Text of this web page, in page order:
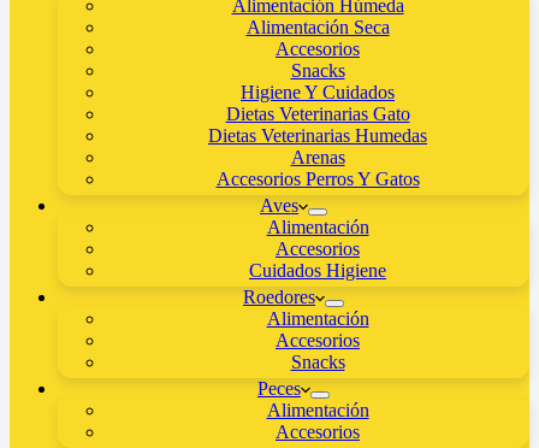
Alimentación Húmeda
Alimentación Seca
Accesorios
Snacks
Higiene Y Cuidados
Dietas Veterinarias Gato
Dietas Veterinarias Humedas
Arenas
Accesorios Perros Y Gatos
Aves
Alimentación
Accesorios
Cuidados Higiene
Roedores
Alimentación
Accesorios
Snacks
Peces
Alimentación
Accesorios